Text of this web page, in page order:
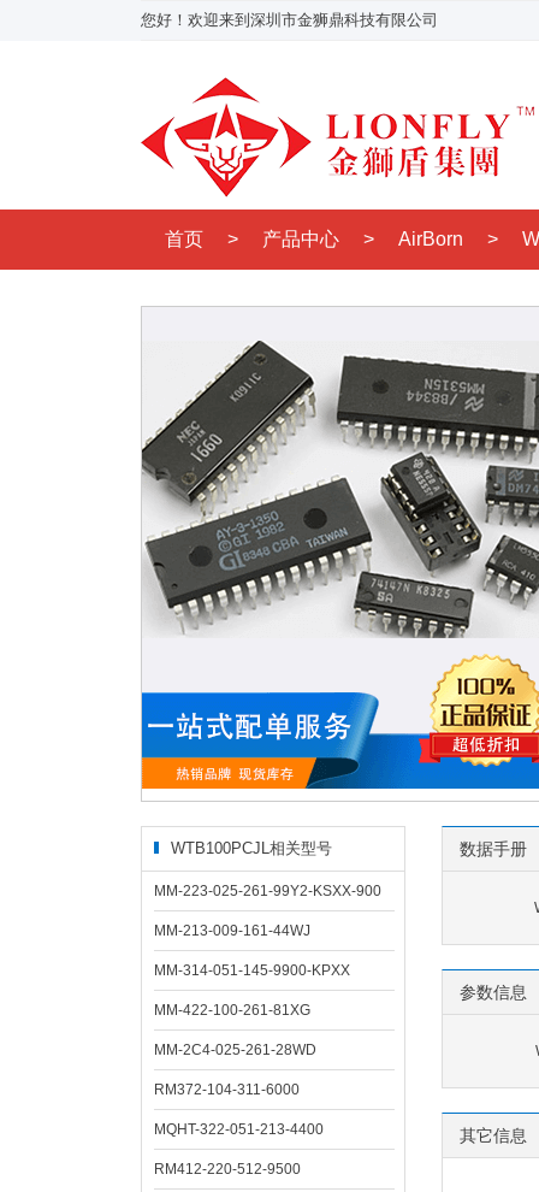
您好！欢迎来到深圳市金狮鼎科技有限公司
首页 > 产品中心 > AirBorn >
WTB100PCJL相关型号
MM-223-025-261-99Y2-KSXX-900
MM-213-009-161-44WJ
MM-314-051-145-9900-KPXX
MM-422-100-261-81XG
MM-2C4-025-261-28WD
RM372-104-311-6000
MQHT-322-051-213-4400
RM412-220-512-9500
数据手册
参数信息
其它信息